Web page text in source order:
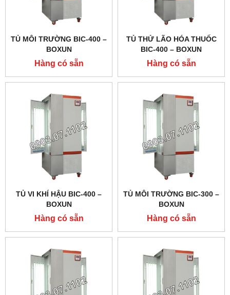
TỦ MÔI TRƯỜNG BIC-400 –
BOXUN
Hàng có sẵn
TỦ THỬ LÃO HÓA THUỐC
BIC-400 – BOXUN
Hàng có sẵn
TỦ VI KHÍ HẬU BIC-400 –
BOXUN
Hàng có sẵn
TỦ MÔI TRƯỜNG BIC-300 –
BOXUN
Hàng có sẵn